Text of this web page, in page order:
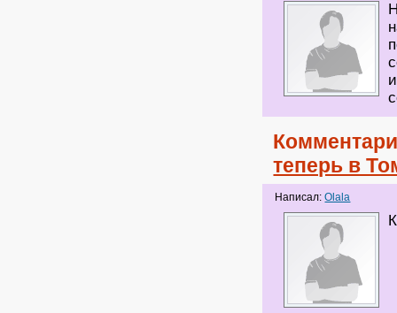
теперь в
Написал:Olala